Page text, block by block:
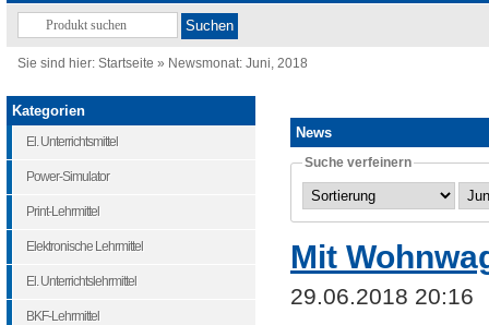
Sie sind hier: Startseite » Newsmonat: Juni, 2018
News
Suche verfeinern
Mit
29.06.2018 20:16
Kategorien
El. Unterrichtsmittel
Power-Simulator
Print-Lehrmittel
Elektronische Lehrmittel
El. Unterrichtslehrmittel
BKF-Lehrmittel